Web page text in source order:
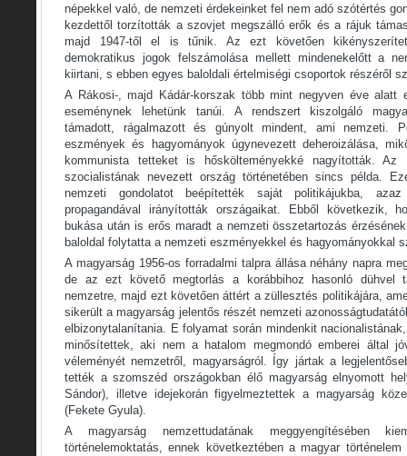
népekkel való, de nemzeti érdekeinket fel nem adó szótértés
kezdettől torzították a szovjet megszálló erők és a rájuk
majd 1947-től el is tűnik. Az ezt követően
demokratikus jogok felszámolása mellett mindenekelőtt a
kiirtani, s ebben egyes baloldali értelmiségi csoportok részéről
A Rákosi-, majd Kádár-korszak több mint negyven éve alatt
eseménynek lehetünk tanúi. A rendszert kiszolgáló
támadott, rágalmazott és gúnyolt mindent, ami nemzeti.
eszmények és hagyományok úgynevezett deheroizálása,
kommunista tetteket is hőskölteményekké nagyították.
szocialistának nevezett ország történetében sincs példa.
nemzeti gondolatot beépítették saját politikájukba,
propagandával irányították országaikat. Ebből következik,
bukása után is erős maradt a nemzeti összetartozás
baloldal folytatta a nemzeti eszményekkel és hagyományokkal
A magyarság 1956-os forradalmi talpra állása néhány napra
de az ezt követő megtorlás a korábbihoz hasonló dühvel
nemzetre, majd ezt követően áttért a züllesztés politikájára,
sikerült a magyarság jelentős részét nemzeti
elbizonytalanítania. E folyamat során mindenkit
minősítettek, aki nem a hatalom megmondó emberei által
véleményét nemzetről, magyarságról. Így jártak a
tették a szomszéd országokban élő magyarság elnyomott
Sándor), illetve idejekorán figyelmeztettek a magyarság
(Fekete Gyula).
A magyarság nemzettudatának meggyengítésében
történelemoktatás, ennek következtében a magyar